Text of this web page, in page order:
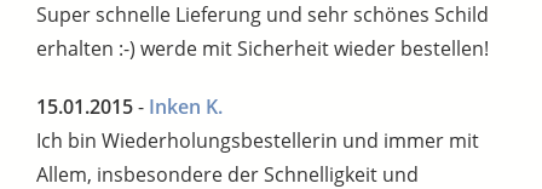
Super schnelle Lieferung und sehr schönes Schild
erhalten :-) werde mit Sicherheit wieder bestellen!
15.01.2015- Inken K.
Ich bin Wiederholungsbestellerin und immer mit
Allem, insbesondere der Schnelligkeit und